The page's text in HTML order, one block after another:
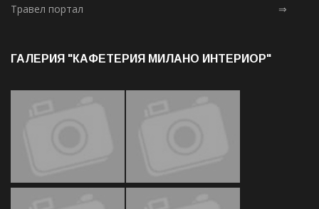
Травел портал ⇒
ГАЛЕРИЯ "КАФЕТЕРИЯ МИЛАНО ИНТЕРИОР"